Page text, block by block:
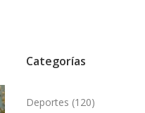
Categorías
Deportes (120)